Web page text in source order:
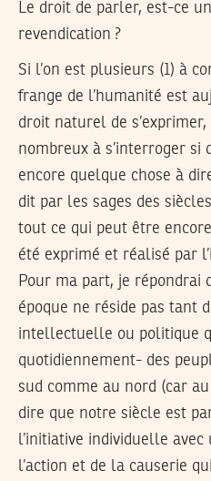
Le droit de parler, est-ce
revendication ?
Si l’on est plusieurs (1) à
frange de l’humanité est
droit naturel de s’exprimer,
nombreux à s’interroger si
encore quelque chose à
dit par les sages des
tout ce qui peut être
été exprimé et réalisé par
Pour ma part, je répondrai
époque ne réside pas tant
intellectuelle ou politique
quotidiennement- des
sud comme au nord (car
dire que notre siècle est
l’initiative individuelle
l’action et de la causerie